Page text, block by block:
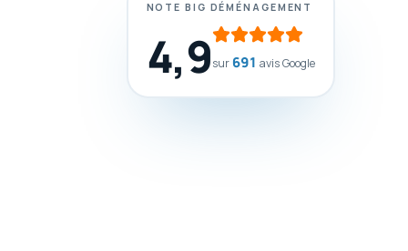
NOTE BIG DÉMÉNAGEMENT
4,9sur691 avis Google